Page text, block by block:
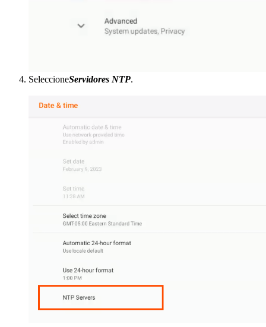
SeleccioneServidores NTP.